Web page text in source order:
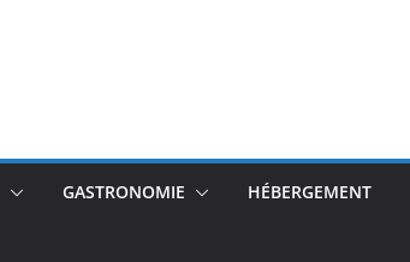
GASTRONOMIE HÉBERGEMENT